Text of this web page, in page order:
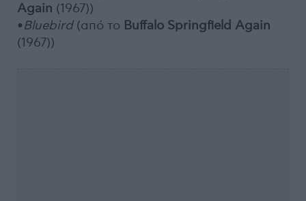
Again (1967))
•Bluebird(από το Buffalo Springfield Again
(1967))